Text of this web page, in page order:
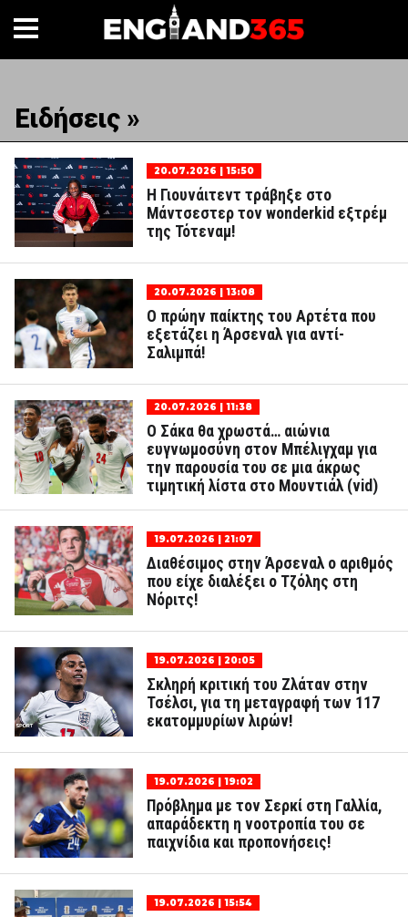
Ειδήσεις »
20.07.2026 | 15:50
H Γιουνάιτεντ τράβηξε στο
Μάντσεστερ τον wonderkid εξτρέμ
της Τότεναμ!
20.07.2026 | 13:08
Ο πρώην παίκτης του Αρτέτα που
εξετάζει η Άρσεναλ για αντί-
Σαλιμπά!
20.07.2026 | 11:38
Ο Σάκα θα χρωστά… αιώνια
ευγνωμοσύνη στον Μπέλιγχαμ για
την παρουσία του σε μια άκρως
τιμητική λίστα στο Μουντιάλ (vid)
19.07.2026 | 21:07
Διαθέσιμος στην Άρσεναλ ο αριθμός
που είχε διαλέξει ο Τζόλης στη
Νόριτς!
19.07.2026 | 20:05
Σκληρή κριτική του Ζλάταν στην
Τσέλσι, για τη μεταγραφή των 117
εκατομμυρίων λιρών!
19.07.2026 | 19:02
Πρόβλημα με τον Σερκί στη Γαλλία,
απαράδεκτη η νοοτροπία του σε
παιχνίδια και προπονήσεις!
19.07.2026 | 15:54